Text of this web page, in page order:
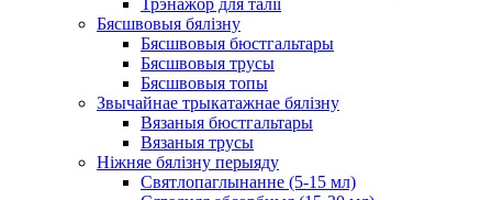
Трэнажор для таліі
Бясшвовыя бялізну
Бясшвовыя бюстгальтары
Бясшвовыя трусы
Бясшвовыя топы
Звычайнае трыкатажнае бялізну
Вязаныя бюстгальтары
Вязаныя трусы
Ніжняе бялізну перыяду
Святлопаглынанне (5-15 мл)